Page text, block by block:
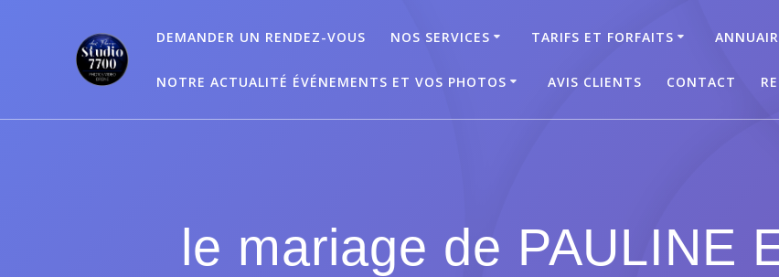
DEMANDER UN RENDEZ-VOUS NOS SERVICES TARIFS ET FORFAITS
NOTRE ACTUALITÉ ÉVÉNEMENTS ET VOS PHOTOS AVIS CLIENTS CONTACT
le mariage de PAULINE